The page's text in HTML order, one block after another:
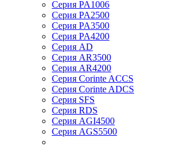
Серия PA1006
Серия PA2500
Серия PA3500
Серия PA4200
Серия AD
Серия AR3500
Серия AR4200
Серия Corinte ACCS
Серия Corinte ADCS
Серия SFS
Серия RDS
Серия AGI4500
Серия AGS5500